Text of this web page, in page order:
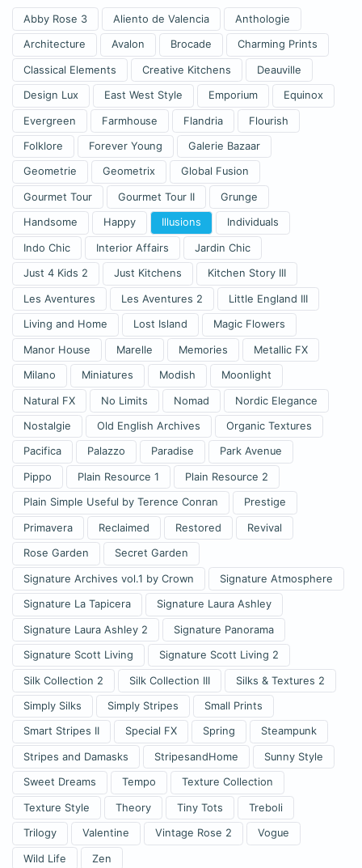
Abby Rose 3 Aliento de Valencia Anthologie
Architecture Avalon Brocade Charming Prints
Classical Elements Creative Kitchens Deauville
Design Lux East West Style Emporium Equinox
Evergreen Farmhouse Flandria Flourish
Folklore Forever Young Galerie Bazaar
Geometrie Geometrix Global Fusion
Gourmet Tour Gourmet Tour II Grunge
Handsome Happy Illusions Individuals
Indo Chic Interior Affairs Jardin Chic
Just 4 Kids 2 Just Kitchens Kitchen Story III
Les Aventures Les Aventures 2 Little England III
Living and Home Lost Island Magic Flowers
Manor House Marelle Memories Metallic FX
Milano Miniatures Modish Moonlight
Natural FX No Limits Nomad Nordic Elegance
Nostalgie Old English Archives Organic Textures
Pacifica Palazzo Paradise Park Avenue
Pippo Plain Resource 1 Plain Resource 2
Plain Simple Useful by Terence Conran Prestige
Primavera Reclaimed Restored Revival
Rose Garden Secret Garden
Signature Archives vol.1 by Crown Signature Atmosphere
Signature La Tapicera Signature Laura Ashley
Signature Laura Ashley 2 Signature Panorama
Signature Scott Living Signature Scott Living 2
Silk Collection 2 Silk Collection III Silks & Textures 2
Simply Silks Simply Stripes Small Prints
Smart Stripes II Special FX Spring Steampunk
Stripes and Damasks StripesandHome Sunny Style
Sweet Dreams Tempo Texture Collection
Texture Style Theory Tiny Tots Treboli
Trilogy Valentine Vintage Rose 2 Vogue
Wild Life Zen